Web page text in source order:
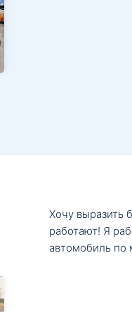
Хочу выразить
работают! Я
автомобиль по